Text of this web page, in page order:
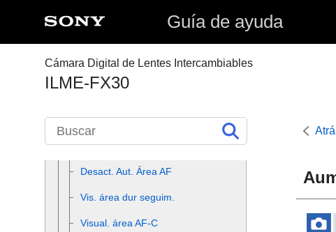
Guía de ayuda
Cámara Digital de Lentes Intercambiables
ILME-FX30
Lím. área enfoque
(imagen
fija/película)
fija/película)
Col. cuadro enfoq.
fija/película)
Desact. Aut. Área AF
Vis. área dur seguim.
Visual. área AF-C